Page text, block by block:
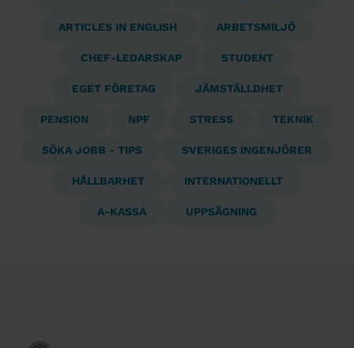
ARTICLES IN ENGLISH ARBETSMILJÖ
CHEF-LEDARSKAP STUDENT
EGET FÖRETAG JÄMSTÄLLDHET
PENSION NPF STRESS TEKNIK
SÖKA JOBB - TIPS SVERIGES INGENJÖRER
HÅLLBARHET INTERNATIONELLT
A-KASSA UPPSÄGNING